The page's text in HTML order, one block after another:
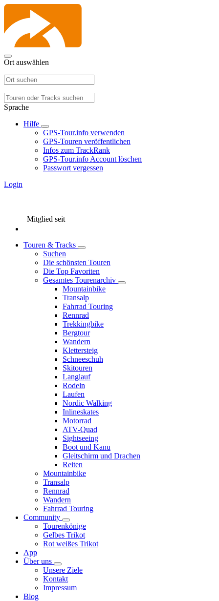
Ort auswählen
Sprache
Hilfe
GPS-Tour.info verwenden
GPS-Touren veröffentlichen
Infos zum TrackRank
GPS-Tour.info Account löschen
Passwort vergessen
Login
Mitglied seit
Touren & Tracks
Suchen
Die schönsten Touren
Die Top Favoriten
Gesamtes Tourenarchiv
Mountainbike
Transalp
Fahrrad Touring
Rennrad
Trekkingbike
Bergtour
Wandern
Klettersteig
Schneeschuh
Skitouren
Langlauf
Rodeln
Laufen
Nordic Walking
Inlineskates
Motorrad
ATV-Quad
Sightseeing
Boot und Kanu
Gleitschirm und Drachen
Reiten
Mountainbike
Transalp
Rennrad
Wandern
Fahrrad Touring
Community
Tourenkönige
Gelbes Trikot
Rot weißes Trikot
App
Über uns
Unsere Ziele
Kontakt
Impressum
Blog